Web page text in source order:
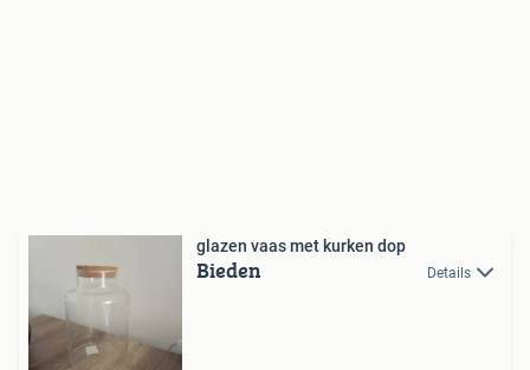
glazen vaas met kurken dop
Bieden Details